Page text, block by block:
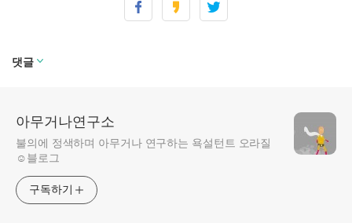
아이폰 페이스북 앱 업데이트 오류
(3)
댓글
아무거나연구소
불의에 정색하며 아무거나 연구하는 욕설턴트 오라질
☺블로그
구독하기